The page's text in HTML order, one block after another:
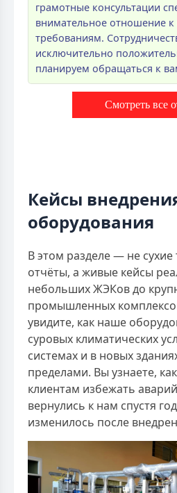
грамотные консультации
внимательное отношение
требованиям.
исключительно
планируем обращаться к
Смотреть все
Кейсы
оборудования
В этом разделе — не сухие
отчёты, а живые кейсы
небольших ЖЭКов до
промышленных
увидите, как наше
суровых климатических
системах и в новых
пределами. Вы узнаете,
клиентам избежать
вернулись к нам спустя
изменилось после